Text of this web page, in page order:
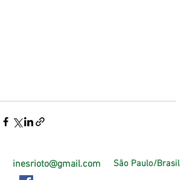
São Paulo/Brasil
inesrioto@gmail.com